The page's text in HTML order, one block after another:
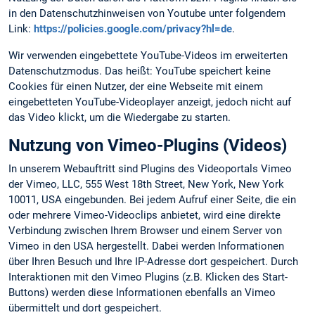
in den Datenschutzhinweisen von Youtube unter folgendem
Link: https://policies.google.com/privacy?hl=de.
Wir verwenden eingebettete YouTube-Videos im erweiterten
Datenschutzmodus. Das heißt: YouTube speichert keine
Cookies für einen Nutzer, der eine Webseite mit einem
eingebetteten YouTube-Videoplayer anzeigt, jedoch nicht auf
das Video klickt, um die Wiedergabe zu starten.
Nutzung von Vimeo-Plugins (Videos)
In unserem Webauftritt sind Plugins des Videoportals Vimeo
der Vimeo, LLC, 555 West 18th Street, New York, New York
10011, USA eingebunden. Bei jedem Aufruf einer Seite, die ein
oder mehrere Vimeo-Videoclips anbietet, wird eine direkte
Verbindung zwischen Ihrem Browser und einem Server von
Vimeo in den USA hergestellt. Dabei werden Informationen
über Ihren Besuch und Ihre IP-Adresse dort gespeichert. Durch
Interaktionen mit den Vimeo Plugins (z.B. Klicken des Start-
Buttons) werden diese Informationen ebenfalls an Vimeo
übermittelt und dort gespeichert.